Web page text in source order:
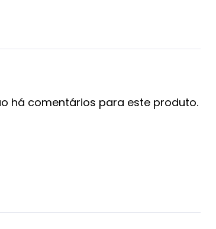
há comentários para este produto.